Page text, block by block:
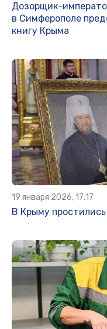
Дозорщик-
в Симферополе
книгу Крыма
19 января 2026, 17:17
В Крыму